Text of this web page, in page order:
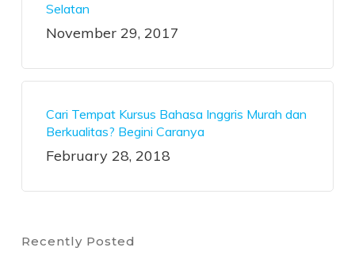
Selatan
November 29, 2017
Cari Tempat Kursus Bahasa Inggris Murah dan
Berkualitas? Begini Caranya
February 28, 2018
Recently Posted